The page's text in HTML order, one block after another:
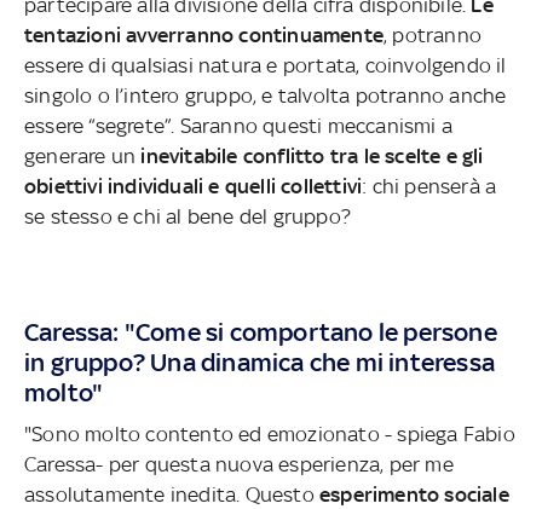
partecipare alla divisione della cifra disponibile. Le
tentazioni avverranno continuamente, potranno
essere di qualsiasi natura e portata, coinvolgendo il
singolo o l’intero gruppo, e talvolta potranno anche
essere “segrete”. Saranno questi meccanismi a
generare un inevitabile conflitto tra le scelte e gli
obiettivi individuali e quelli collettivi: chi penserà a
se stesso e chi al bene del gruppo?
Caressa: "Come si comportano le persone
in gruppo? Una dinamica che mi interessa
molto"
"Sono molto contento ed emozionato - spiega Fabio
Caressa- per questa nuova esperienza, per me
assolutamente inedita. Questo esperimento sociale